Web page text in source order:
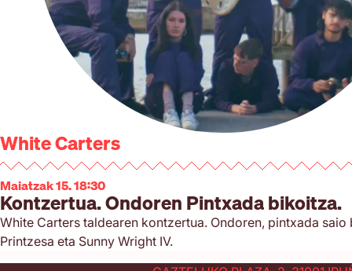
White Carters
Maiatzak 15. 18:30
Kontzertua. Ondoren Pintxada bikoitza.
White Carters taldearen kontzertua. Ondoren, pintxada saio
Printzesa eta Sunny Wright IV.